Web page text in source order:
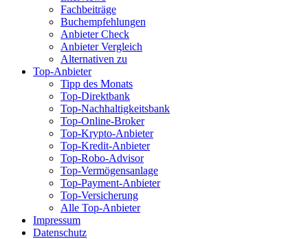
Fachbeiträge
Buchempfehlungen
Anbieter Check
Anbieter Vergleich
Alternativen zu
Top-Anbieter
Tipp des Monats
Top-Direktbank
Top-Nachhaltigkeitsbank
Top-Online-Broker
Top-Krypto-Anbieter
Top-Kredit-Anbieter
Top-Robo-Advisor
Top-Vermögensanlage
Top-Payment-Anbieter
Top-Versicherung
Alle Top-Anbieter
Impressum
Datenschutz